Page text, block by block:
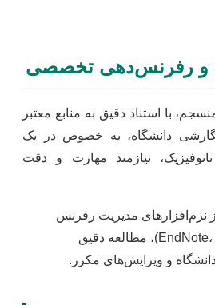
و رفرنس‌دهی تخصصی
با استناد دقیق به منابع معتبر
دانشگاه، به خصوص در یک
نیازمند مهارت و دقت
نرم‌افزارهای مدیریت رفرنس
(مانند EndNote، Mendeley)، مطالعه دقیق
و ویرایش‌های مکرر.